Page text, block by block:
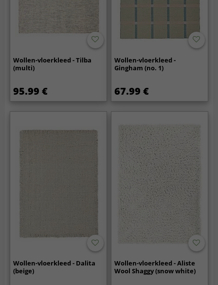
Wollen-vloerkleed - Tilba
(multi)
95.99 €
Wollen-vloerkleed -
Gingham (no. 1)
67.99 €
Wollen-vloerkleed - Dalita
(beige)
Wollen-vloerkleed - Aliste
Wool Shaggy (snow white)